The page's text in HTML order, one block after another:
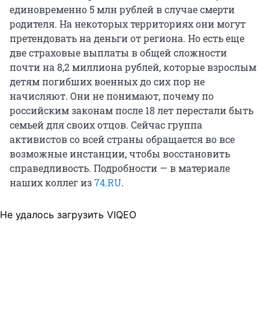
единовременно 5 млн рублей в случае смерти
родителя. На некоторых территориях они могут
претендовать на деньги от региона. Но есть еще
две страховые выплаты в общей сложности
почти на 8,2 миллиона рублей, которые взрослым
детям погибших военных до сих пор не
начисляют. Они не понимают, почему по
российским законам после 18 лет перестали быть
семьей для своих отцов. Сейчас группа
активистов со всей страны обращается во все
возможные инстанции, чтобы восстановить
справедливость. Подробности — в материале
наших коллег из74.RU.
Не удалось загрузить VIQEO